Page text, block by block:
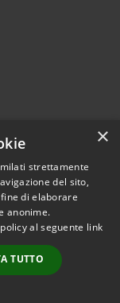
© 2026 • Città di
• Powered by
•
Accesso
redazione
×
strettamente
del sito,
di elaborare
anonime.
al seguente link
TUTTO